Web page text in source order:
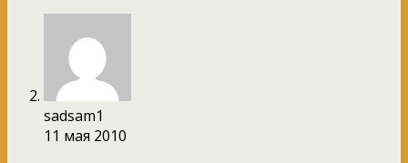
sadsam1
11 мая 2010